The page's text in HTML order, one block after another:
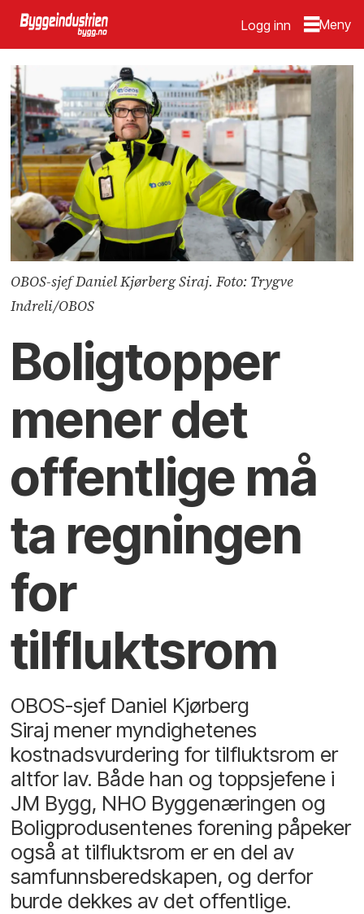
Logg inn
OBOS-sjef Daniel Kjørberg Siraj. Foto: Trygve
Indreli/OBOS
Boligtopper
mener det
offentlige må
ta regningen
for
tilfluktsrom
OBOS-sjef Daniel Kjørberg
Siraj mener myndighetenes
kostnadsvurdering for tilfluktsrom er
altfor lav. Både han og toppsjefene i
JM Bygg, NHO Byggenæringen og
Boligprodusentenes forening påpeker
også at tilfluktsrom er en del av
samfunnsberedskapen, og derfor
burde dekkes av det offentlige.